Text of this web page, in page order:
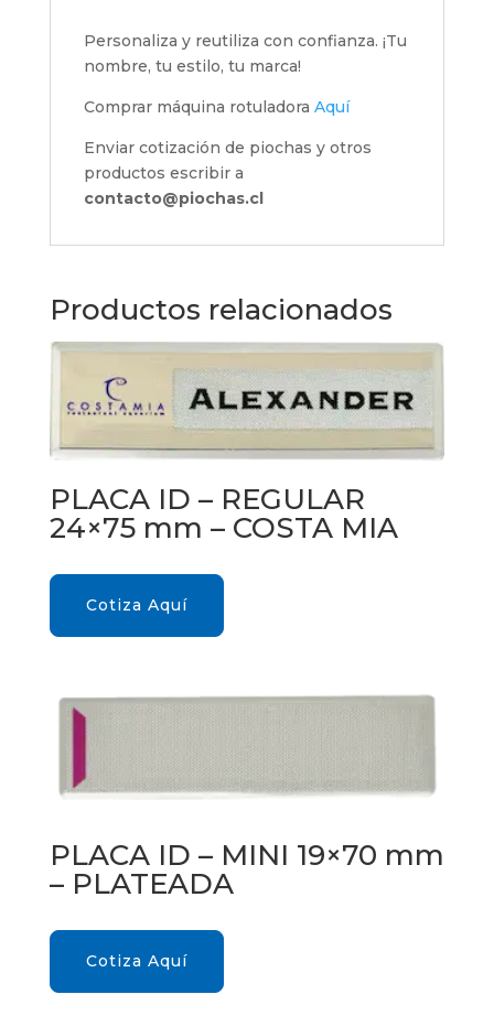
Personaliza y reutiliza con confianza. ¡Tu
nombre, tu estilo, tu marca!
Comprar máquina rotuladora Aquí
Enviar cotización de piochas y otros
productos escribir a
contacto@piochas.cl
Productos relacionados
PLACA ID – REGULAR
24×75 mm – COSTA MIA
Cotiza Aquí
PLACA ID – MINI 19×70 mm
– PLATEADA
Cotiza Aquí